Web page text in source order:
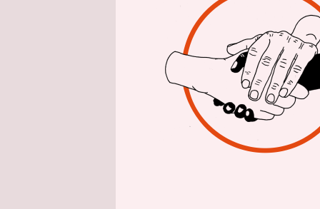
sagte ihr
Sie klagte
Bonus.
anderer
Geklagt